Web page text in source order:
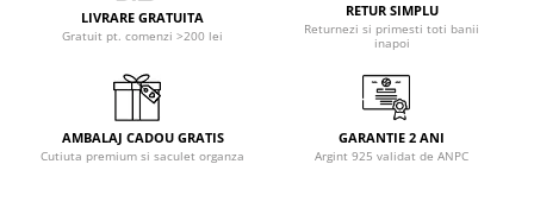
LIVRARE GRATUITA
Gratuit pt. comenzi >200 lei
RETUR SIMPLU
Returnezi si primesti toti banii
inapoi
AMBALAJ CADOU GRATIS
Cutiuta premium si saculet organza
GARANTIE 2 ANI
Argint 925 validat de ANPC